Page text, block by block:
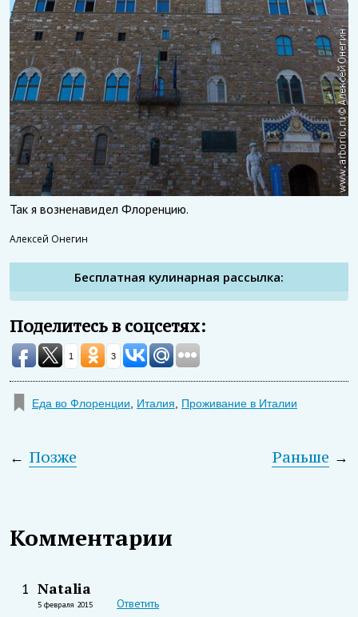
Так я возненавидел Флоренцию.
Алексей Онегин
Бесплатная кулинарная рассылка:
Поделитесь в соцсетях:
1 3
Еда во Флоренции, Италия, Проживание в Италии
← Позже →
Раньше
Комментарии
1 Natalia
5 февраля 2015 Ответить